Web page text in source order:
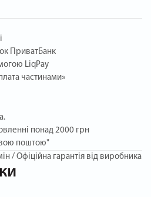
ПриватБанк
LiqPay
частинами»
понад 2000 грн
поштою"
/ Офіційна гарантія від виробника